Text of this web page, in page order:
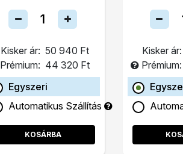
Kisker ár: 50 940 Ft
Prémium: 44 320 Ft
Egyszeri
Automatikus Szállítás
KOSÁRBA
Kisker ár:
Prémium: